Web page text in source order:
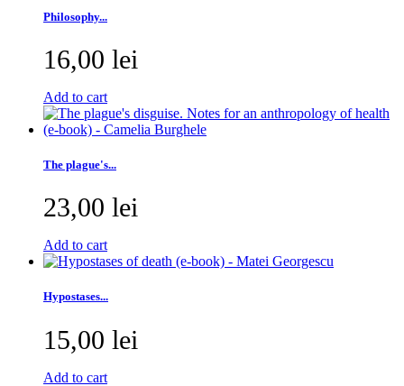
Philosophy...
16,00 lei
Add to cart
The plague's...
23,00 lei
Add to cart
Hypostases...
15,00 lei
Add to cart